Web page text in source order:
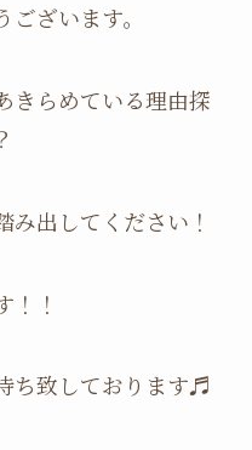
ざいます。
きらめている理由探
み出してください！
！
ち致しております♬